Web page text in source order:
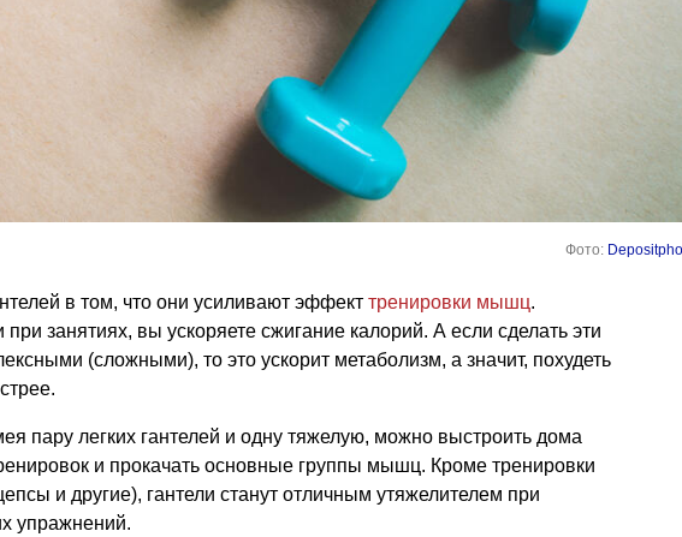
Фото:
в том, что они усиливают эффект тренировки мышц.
при занятиях, вы ускоряете сжигание калорий. А если сделать эти
(сложными), то это ускорит метаболизм, а значит, похудеть
пару легких гантелей и одну тяжелую, можно выстроить дома
и прокачать основные группы мышц. Кроме тренировки
и другие), гантели станут отличным утяжелителем при
упражнений.